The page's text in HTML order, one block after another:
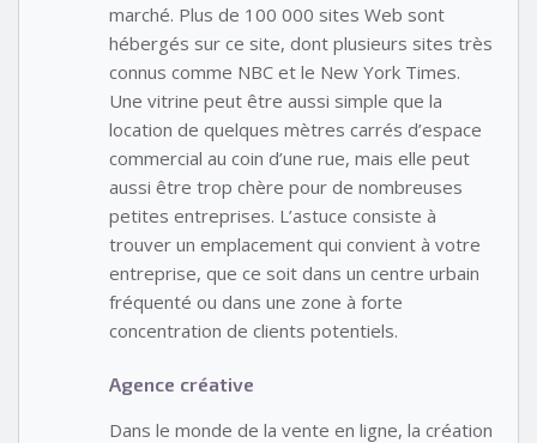
marché. Plus de 100 000 sites Web sont
hébergés sur ce site, dont plusieurs sites très
connus comme NBC et le New York Times.
Une vitrine peut être aussi simple que la
location de quelques mètres carrés d’espace
commercial au coin d’une rue, mais elle peut
aussi être trop chère pour de nombreuses
petites entreprises. L’astuce consiste à
trouver un emplacement qui convient à votre
entreprise, que ce soit dans un centre urbain
fréquenté ou dans une zone à forte
concentration de clients potentiels.
Agence créative
Dans le monde de la vente en ligne, la création